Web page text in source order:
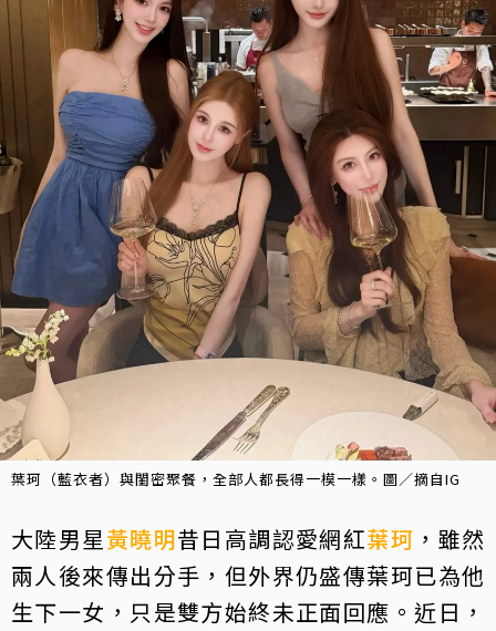
葉珂（藍衣者）與閨密聚餐，全部人都長得一模一樣。圖／摘自IG
大陸男星黃曉明昔日高調認愛網紅葉珂 ，雖然
兩人後來傳出分手，但外界仍盛傳葉珂已為他
生下一女，只是雙方始終未正面回應。近日，